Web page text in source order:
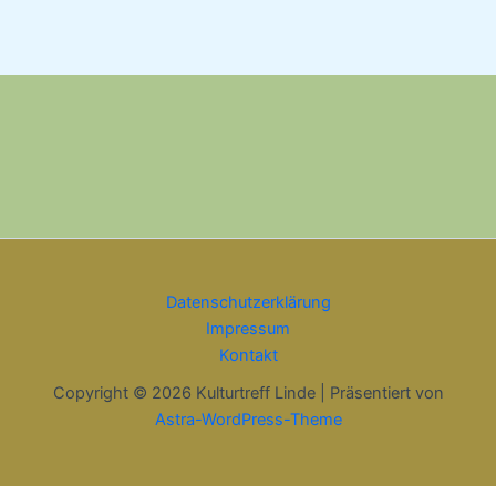
Datenschutzerklärung
Impressum
Kontakt
Copyright © 2026 Kulturtreff Linde | Präsentiert von
Astra-WordPress-Theme